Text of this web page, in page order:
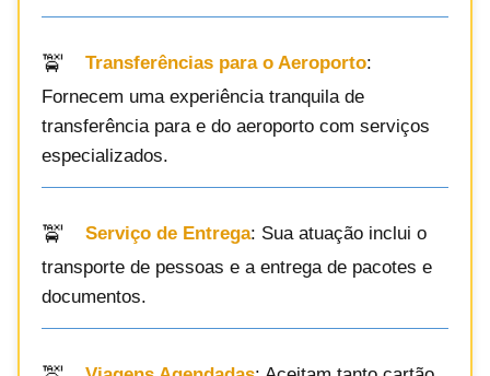
Transferências para o Aeroporto:
Fornecem uma experiência tranquila de
transferência para e do aeroporto com serviços
especializados.
Serviço de Entrega: Sua atuação inclui o
transporte de pessoas e a entrega de pacotes e
documentos.